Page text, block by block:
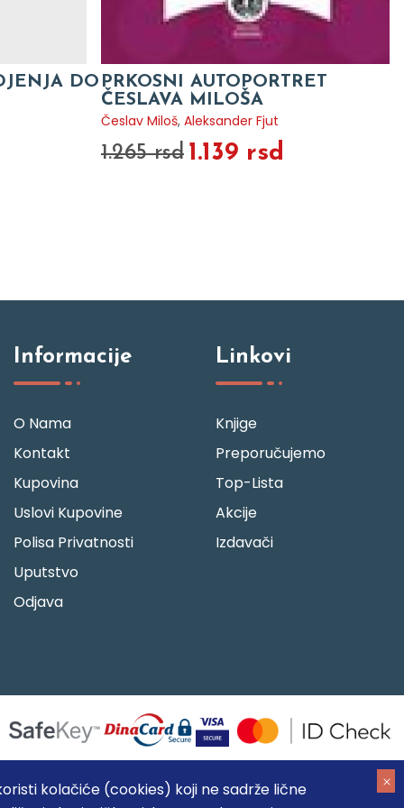
kolačiće (cookies) koji ne sadrže lične
DO PRKOSNI AUTOPORTRET
ČESLAVA MILOŠA
Česlav Miloš, Aleksander Fjut
1.265 rsd 1.139 rsd
Informacije
O Nama
Kontakt
Kupovina
Uslovi Kupovine
Polisa Privatnosti
Uputstvo
Odjava
Linkovi
Knjige
Preporučujemo
Top-Lista
Akcije
Izdavači